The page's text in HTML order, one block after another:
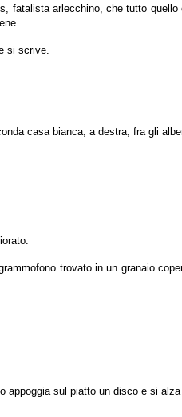
arlecchino, che tutto
si scrive.
casa bianca, a destra, fra gli
trovato in un granaio
appoggia sul piatto un disco e si